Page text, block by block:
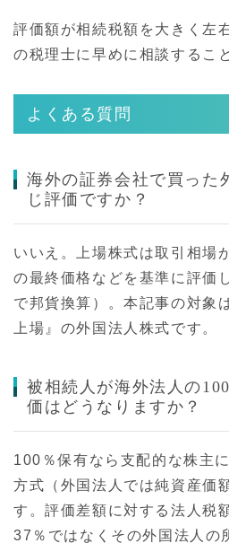
評価額が相続税額を大きく左
の税理士に早めに相談するこ
よくある質問
海外の証券会社で買った
じ評価ですか？
いいえ。上場株式は取引相場
の最終価格などを基準に評価
で邦貨換算）。本記事の対象
上場』の外国法人株式です。
被相続人が海外法人の
価はどうなりますか？
100％保有なら支配的な株主
方式（外国法人では純資産価
す。評価差額に対する法人税
37％ではなくその外国法人の